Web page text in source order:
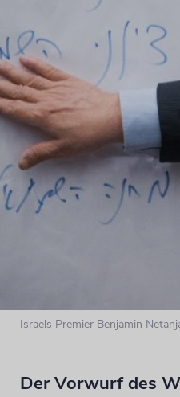
Israels Premier Benjamin
Der Vorwurf des